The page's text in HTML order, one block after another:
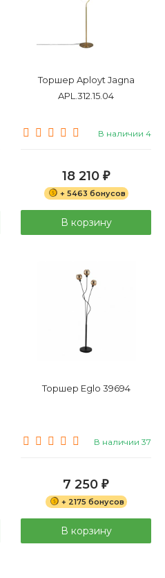
Торшер Aployt Jagna
APL.312.15.04
В наличии 4
18 210 ₽
+ 5463 бонусов
В корзину
Торшер Eglo 39694
В наличии 37
7 250 ₽
+ 2175 бонусов
В корзину